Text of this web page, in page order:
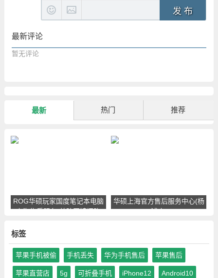
发 布
最新评论
暂无评论
最新 热门 推荐
ROG华硕玩家国度笔记本电脑
上海售后服务(普陀区镇坪路
华硕上海官方售后服务中心(杨
浦店)
标签
苹果手机被偷 手机丢失 华为手机售后 苹果售后
苹果直营店 5g 可折叠手机 iPhone12 Android10